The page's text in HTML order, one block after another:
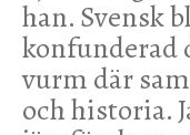
han. Svensk
konfunderad
vurm där
och historia.